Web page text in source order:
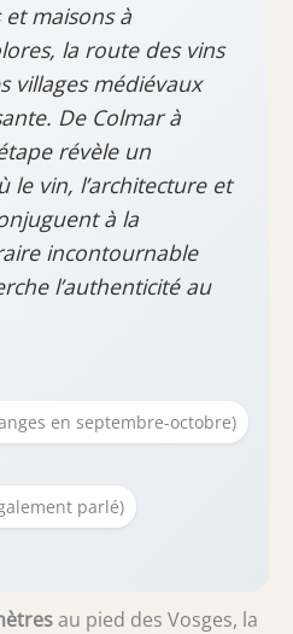
maisons à
la route des vins
villages médiévaux
De Colmar à
révèle un
vin, l’architecture et
à la
incontournable
l’authenticité au
en septembre-octobre)
parlé)
au pied des Vosges, la